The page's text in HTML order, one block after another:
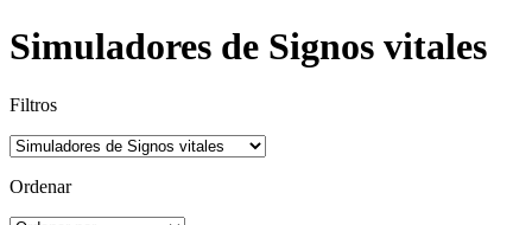
Simuladores de Signos vitales
Filtros
Ordenar